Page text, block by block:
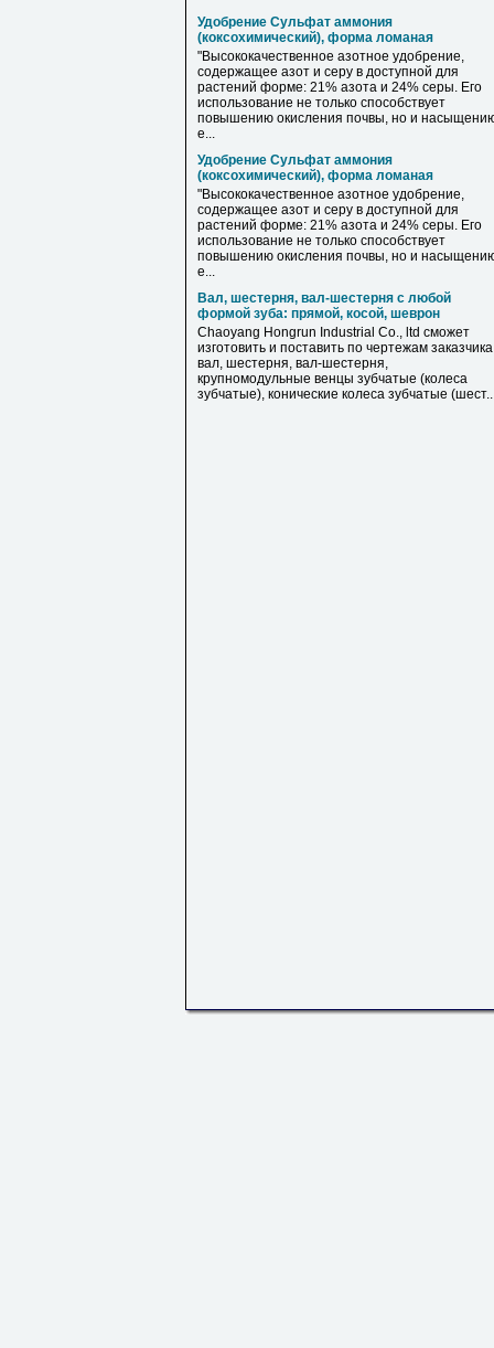
Удобрение Сульфат аммония
(коксохимический), форма ломаная
"Высококачественное азотное удобрение,
содержащее азот и серу в доступной для
растений форме: 21% азота и 24% серы. Его
использование не только способствует
повышению окисления почвы, но и
е...
Удобрение Сульфат аммония
(коксохимический), форма ломаная
"Высококачественное азотное удобрение,
содержащее азот и серу в доступной для
растений форме: 21% азота и 24% серы. Его
использование не только способствует
повышению окисления почвы, но и
е...
Вал, шестерня, вал-шестерня с любой
формой зуба: прямой, косой, шеврон
Chaoyang Hongrun Industrial Co., ltd сможет
изготовить и поставить по чертежам заказчика
вал, шестерня, вал-шестерня,
крупномодульные венцы зубчатые (колеса
зубчатые), конические колеса зубчатые